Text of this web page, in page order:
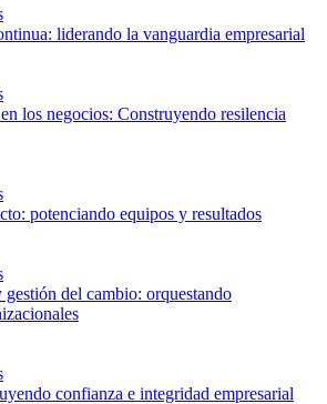
liderando la vanguardia empresarial
los negocios: Construyendo resilencia
potenciando equipos y resultados
del cambio: orquestando
confianza e integridad empresarial